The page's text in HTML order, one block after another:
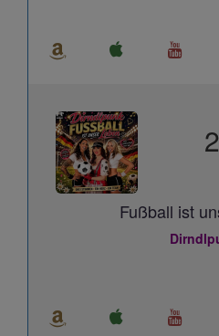
Fußball ist